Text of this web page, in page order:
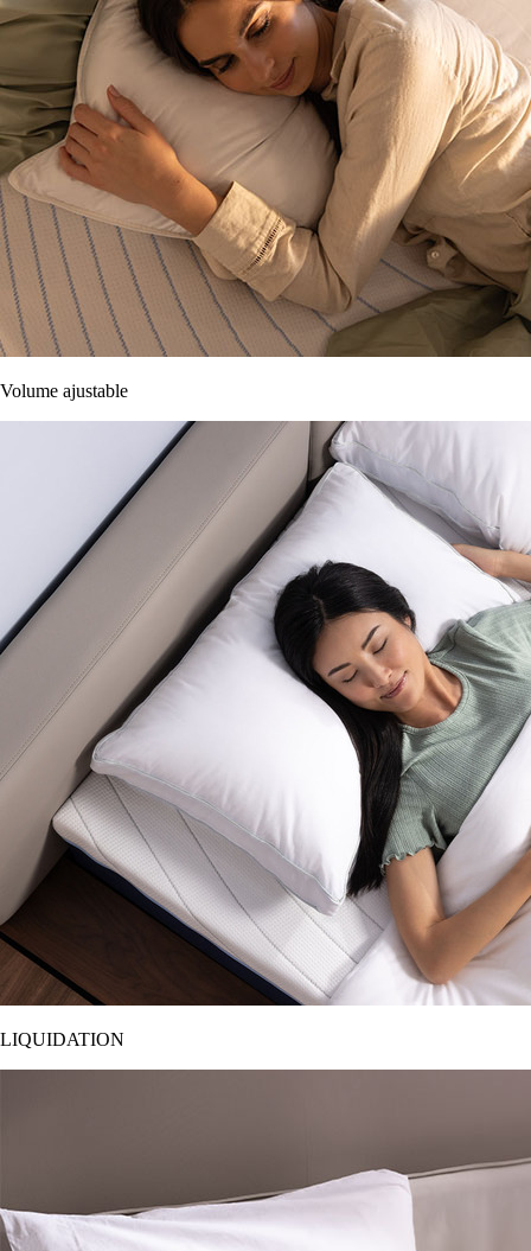
Volume ajustable
LIQUIDATION